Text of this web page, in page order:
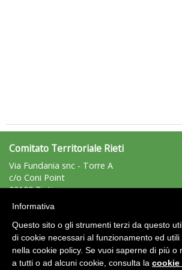
Comitato Territoriale Rieti
Via Fundania snc - Torre A
c/o Coni Point
02100 Rieti
Tel: 0746/203990 - Fax: 0746/203990
C.F.: 90023640577
Area Riservata 2.0
Informativa
Questo sito o gli strumenti terzi da questo
di cookie necessari al funzionamento ed
nella cookie policy. Se vuoi saperne di più o
a tutti o ad alcuni cookie, consulta la cookie